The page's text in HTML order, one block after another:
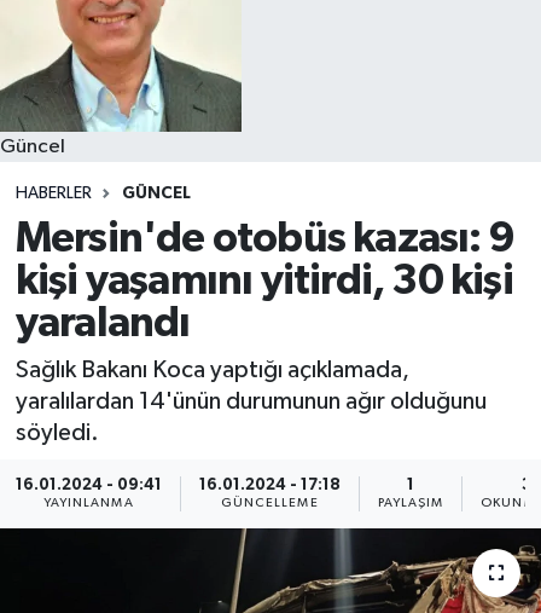
Güncel
HABERLER GÜNCEL
Mersin'de otobüs kazası: 9
kişi yaşamını yitirdi, 30 kişi
yaralandı
Sağlık Bakanı Koca yaptığı açıklamada,
yaralılardan 14'ünün durumunun ağır olduğunu
söyledi.
16.01.2024 - 09:41
YAYINLANMA
16.01.2024 - 17:18
GÜNCELLEME
1
PAYLAŞIM
3